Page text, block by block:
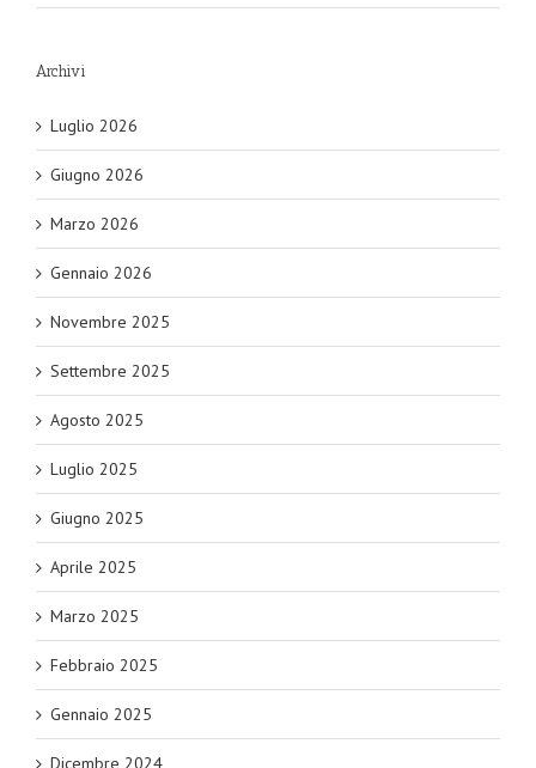
Archivi
Luglio 2026
Giugno 2026
Marzo 2026
Gennaio 2026
Novembre 2025
Settembre 2025
Agosto 2025
Luglio 2025
Giugno 2025
Aprile 2025
Marzo 2025
Febbraio 2025
Gennaio 2025
Dicembre 2024